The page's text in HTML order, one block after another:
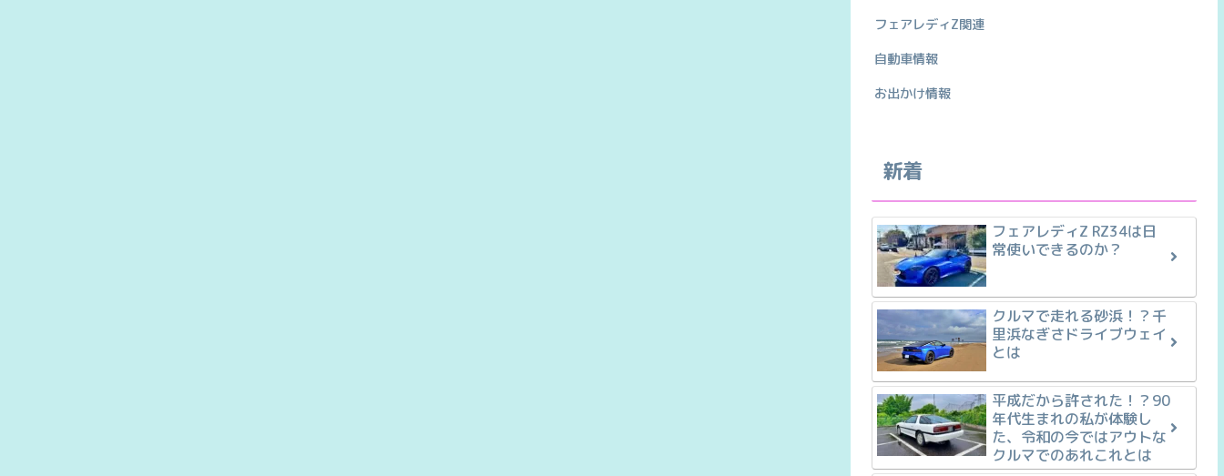
フェアレディZ関連
自動車情報
お出かけ情報
新着
フェアレディZ RZ34は日
常使いできるのか？
クルマで走れる砂浜！？千
里浜なぎさドライブウェイ
とは
平成だから許された！？90
年代生まれの私が体験し
た、令和の今ではアウトな
クルマでのあれこれとは